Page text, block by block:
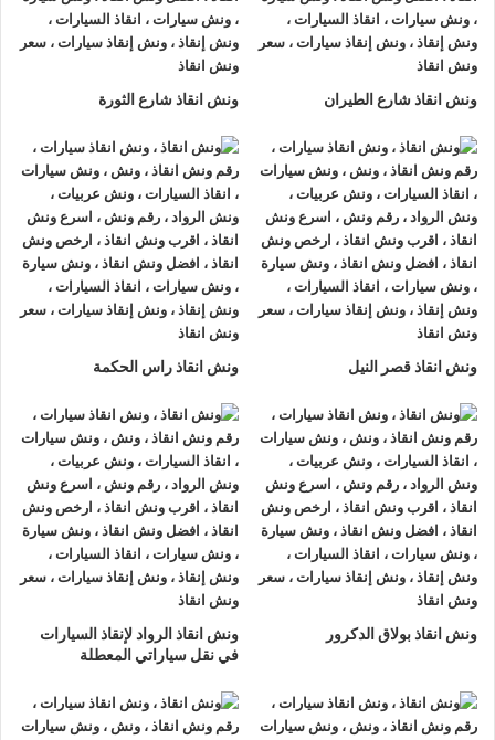
السخنة او على الطريق وذلك لأننا نعمل على مدار الساعة طوال أيام
الأسبوع.
2- الأمان
السيارة امنة تماما حتي الوصول إلي أقرب مركز صيانة.
3- الخبرة
فريق عمل شركة الرواد لإنقاذ و رفع السيارات مدرب على كيفيةنقل
السياراتوتثبيتها عليونش الانقاذ
وذلك إلى جانب خبرتهم المتميزة
في اختيار أسرع الطرق.
تنتشر
اوناش الانقاذ في السخنة
أو علي الطرق الرئيسية في جميع
انحاء الجمهورية وهو ما يسمح بسرعة وصولونش انقاذ السيارات
اليك خلال 15 دقيقة بحد اقصي.
ونش انقاذ الروادلدينا دائماونش انقاذ سيارات في السخنةلسحب و
إنقاذ سيارتك وأخذك الي اقرب مركز صيانة أو وكيل معتمد ، أتصل بنا
الان ولا تتردد
أرخص ونش انقاذ في السخنة
نحن نعمل على مدار الساعة ، اتصل الان 01063144040
–
يصلك ونش انقاذ سيارات
و مجهز بأحدث المعدات وأحدث وسائل الأمان والراحة.
ونش انقاذ شارع الطيران ونش انقاذ شارع الثورة
ونش انقاذ قصر النيل ونش انقاذ راس الحكمة
ونش انقاذ بولاق الدكرور
ونش انقاذ الرواد لإنقاذ السيارات
في نقل سياراتي المعطلة